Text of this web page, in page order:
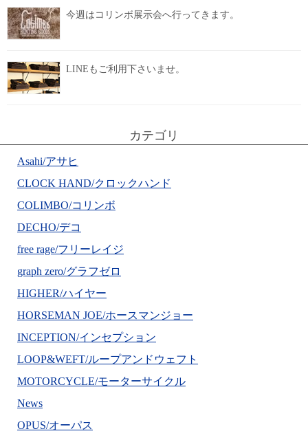
今週はコリンボ展示会へ行ってきます。
LINEもご利用下さいませ。
カテゴリ
Asahi/アサヒ
CLOCK HAND/クロックハンド
COLIMBO/コリンボ
DECHO/デコ
free rage/フリーレイジ
graph zero/グラフゼロ
HIGHER/ハイヤー
HORSEMAN JOE/ホースマンジョー
INCEPTION/インセプション
LOOP&WEFT/ループアンドウェフト
MOTORCYCLE/モーターサイクル
News
OPUS/オーパス